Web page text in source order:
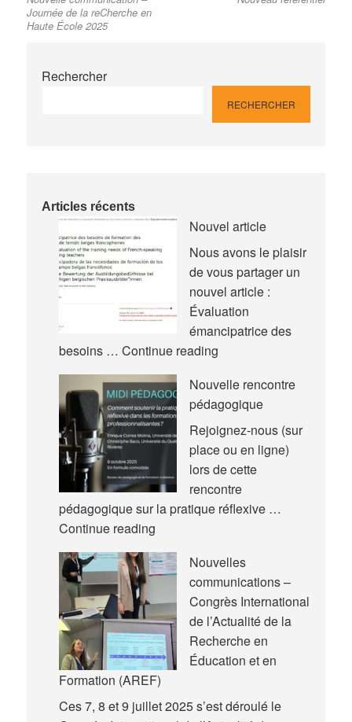
l’article
Journée de la reCherche en
Haute École 2025
Rechercher
RECHERCHER
Articles récents
Nouvel article
Nous avons le plaisir
de vous partager un
nouvel article :
Évaluation
émancipatrice des
besoins … Continue readingNouvel
Nouvelle rencontre
pédagogique
Rejoignez-nous (sur
place ou en ligne)
lors de cette
rencontre
pédagogique sur la pratique réflexive …
Continue readingNouvelle
pédagogique
Nouvelles
communications –
Congrès International
de l’Actualité de la
Recherche en
Éducation et en
Formation (AREF)
Ces 7, 8 et 9 juillet 2025 s’est déroulé le